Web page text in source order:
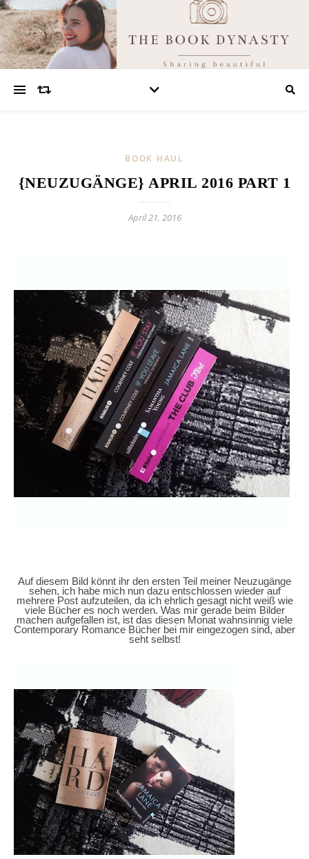
BOOK HAUL
{NEUZUGÄNGE} APRIL 2016 PART 1
April 21, 2016
Auf diesem Bild könnt ihr den ersten Teil meiner Neuzugänge
sehen, ich habe mich nun dazu entschlossen wieder auf
mehrere Post aufzuteilen, da ich ehrlich gesagt nicht weiß wie
viele Bücher es noch werden. Was mir gerade beim Bilder
machen aufgefallen ist, ist das diesen Monat wahnsinnig viele
Contemporary Romance Bücher bei mir eingezogen sind, aber
seht selbst!